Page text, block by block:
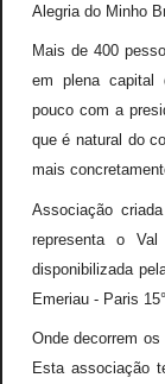
Alegria do Minho
Mais de 400
em plena capital
pouco com a
que é natural do
mais
Associação
representa o
disponibilizada
Emeriau - Paris
Onde decorrem
Esta associação